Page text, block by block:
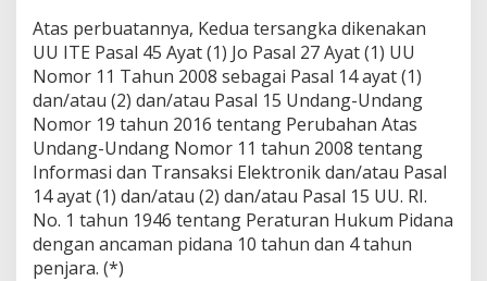
Atas perbuatannya, Kedua tersangka dikenakan
UU ITE Pasal 45 Ayat (1) Jo Pasal 27 Ayat (1) UU
Nomor 11 Tahun 2008 sebagai Pasal 14 ayat (1)
dan/atau (2) dan/atau Pasal 15 Undang-Undang
Nomor 19 tahun 2016 tentang Perubahan Atas
Undang-Undang Nomor 11 tahun 2008 tentang
Informasi dan Transaksi Elektronik dan/atau Pasal
14 ayat (1) dan/atau (2) dan/atau Pasal 15 UU. RI.
No. 1 tahun 1946 tentang Peraturan Hukum Pidana
dengan ancaman pidana 10 tahun dan 4 tahun
penjara. (*)